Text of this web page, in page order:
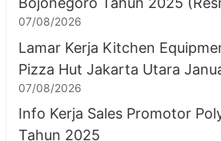
07/08/2026
Lamar Kerja Kitchen
Pizza Hut Jakarta Utara
07/08/2026
Info Kerja Sales Promotor
Tahun 2025